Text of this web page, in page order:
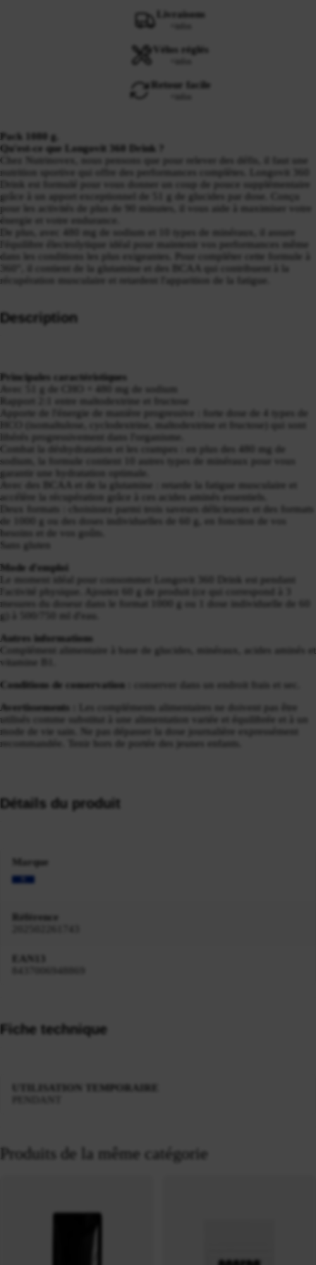
Livraisons
Vélos réglés
Retour facile
Pack 1080 g.
Qu'est-ce que Longovit 360 Drink ?
Chez Nutrinovex, nous pensons que pour relever des défis, il faut une
nutrition sportive qui offre des performances complètes. Longovit 360
grâce à un apport exceptionnel de 51 g de glucides par dose. Conçu
pour les activités de plus de 90 minutes, il vous aide à maximiser votre
énergie et votre endurance.
De plus, avec 480 mg de sodium et 10 types de minéraux, il assure
dans les conditions les plus exigeantes. Pour compléter cette formule à
360°, il contient de la glutamine et des BCAA qui contribuent à la
récupération musculaire et retardent l'apparition de la fatigue.
Description
Principales caractéristiques
Avec 51 g de CHO + 480 mg de sodium
Apporte de l'énergie de manière progressive : forte dose de 4 types de
libérés progressivement dans l'organisme.
Combat la déshydratation et les crampes : en plus des 480 mg de
sodium, la formule contient 10 autres types de minéraux pour vous
garantir une hydratation optimale.
Avec des BCAA et de la glutamine : retarde la fatigue musculaire et
accélère la récupération grâce à ces acides aminés essentiels.
de 1000 g ou des doses individuelles de 60 g, en fonction de vos
besoins et de vos goûts.
Sans gluten
Mode d'emploi
Le moment idéal pour consommer Longovit 360 Drink est pendant
l'activité physique. Ajoutez 60 g de produit (ce qui correspond à 3
mesures du doseur dans le format 1000 g ou 1 dose individuelle de 60
g) à 500/750 ml d'eau.
Autres informations
Complément alimentaire à base de glucides, minéraux, acides aminés et
vitamine B1.
Conditions de conservation :
Avertissements :
utilisés comme substitut à une alimentation variée et équilibrée et à un
mode de vie sain. Ne pas dépasser la dose journalière expressément
recommandée. Tenir hors de portée des jeunes enfants.
Détails du produit
Marque
Référence
Fiche technique
Produits de la même catégorie